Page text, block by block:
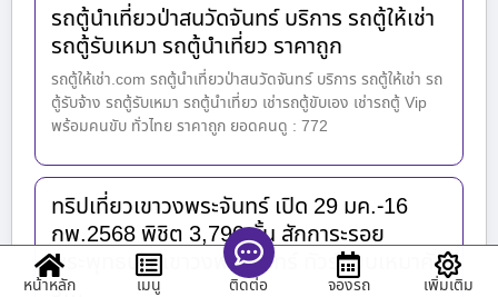
รถตู้นำเที่ยวป่าสนวัดจันทร์ บริการ รถตู้ให้เช่า
รถตู้รับเหมา รถตู้นำเที่ยว ราคาถูก
รถตู้ให้เช่า.com รถตู้นำเที่ยวป่าสนวัดจันทร์ บริการ รถตู้ให้เช่า รถ
ตู้รับจ้าง รถตู้รับเหมา รถตู้นำเที่ยว เช่ารถตู้ขับเอง เช่ารถตู้ Vip
พร้อมคนขับ ทั่วไทย ราคาถูก ยอดคนดู : 772
ทริปเที่ยวเขาวงพระจันทร์ เปิด 29 มค.-16
กพ.2568 พิชิต 3,790 ขั้น สักการะรอย
พระพุทธบาทเขาวงพระจันทร์ ทัวร์แบบเหมาคัน
หน้าหลัก เมนู ติดต่อ จองรถ เพิ่มเติม